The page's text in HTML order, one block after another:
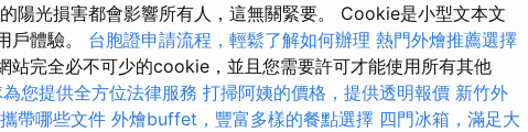
陽光損害都會影響所有人，這無關緊要。 Cookie是小型文本文
戶體驗。 台胞證申請流程，輕鬆了解如何辦理 熱門外燴推薦選擇
站完全必不可少的cookie，並且您需要許可才能使用所有其他
您提供全方位法律服務 打掃阿姨的價格，提供透明報價 新竹外
帶哪些文件 外燴buffet，豐富多樣的餐點選擇 四門冰箱，滿足大